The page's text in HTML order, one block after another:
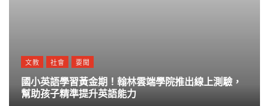
文教 社會 要聞
國小英語學習黃金期！翰林雲端學院推出線上測驗，
幫助孩子精準提升英語能力